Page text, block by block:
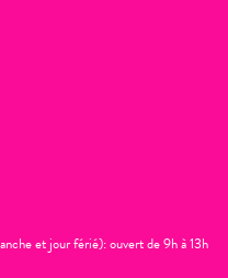
et jour férié): ouvert de 9h à 13h